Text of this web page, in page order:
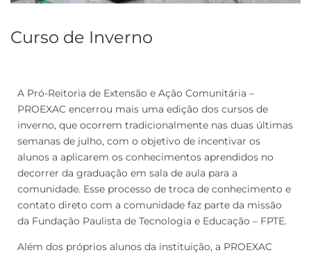
Curso de Inverno
A Pró-Reitoria de Extensão e Ação Comunitária –
PROEXAC encerrou mais uma edição dos cursos de
inverno, que ocorrem tradicionalmente nas duas últimas
semanas de julho, com o objetivo de incentivar os
alunos a aplicarem os conhecimentos aprendidos no
decorrer da graduação em sala de aula para a
comunidade. Esse processo de troca de conhecimento e
contato direto com a comunidade faz parte da missão
da Fundação Paulista de Tecnologia e Educação – FPTE.
Além dos próprios alunos da instituição, a PROEXAC